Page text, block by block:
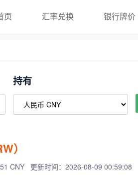
页 汇率兑换 银行牌价
持有
）
CNY 更新时间：2026-08-09 00:59:08